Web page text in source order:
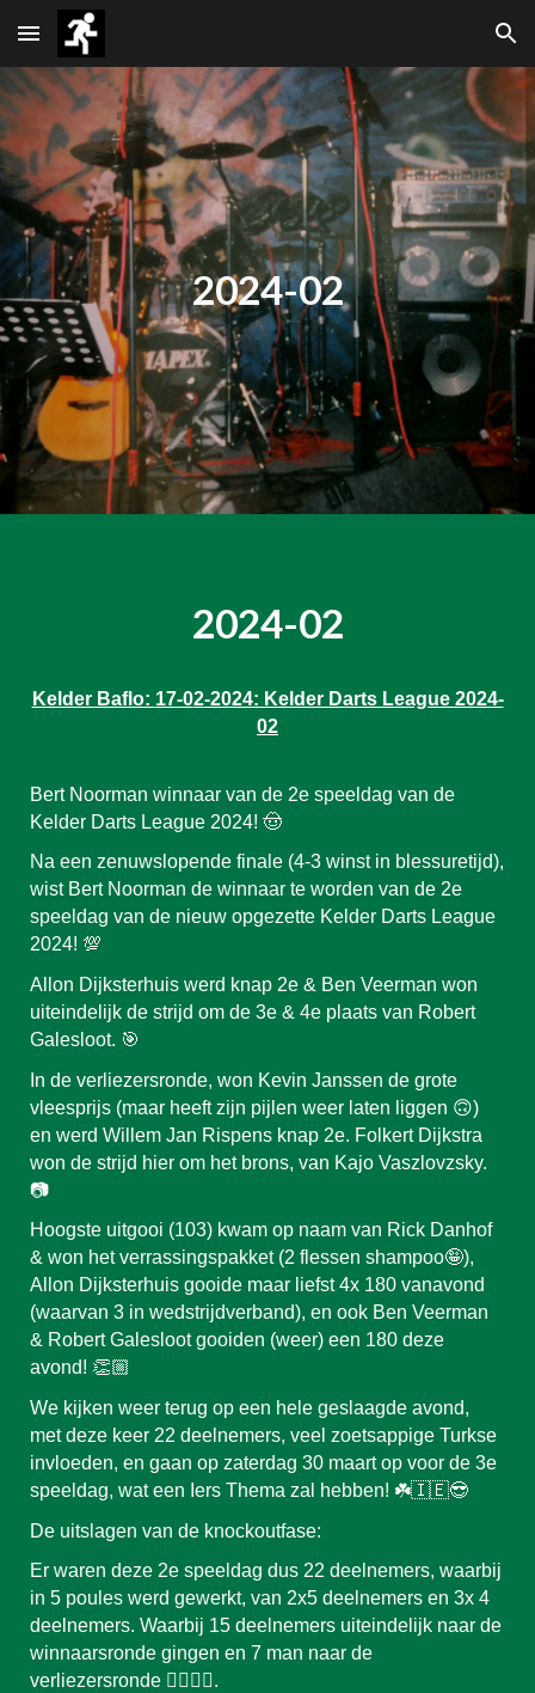
Skip to main content Skip to navigation
2024-02
2024-02
Kelder Baflo: 17-02-2024: Kelder Darts League 2024-
02
Bert Noorman winnaar van de 2e speeldag van de
Kelder Darts League 2024! 🤠
Na een zenuwslopende finale (4-3 winst in blessuretijd),
wist Bert Noorman de winnaar te worden van de 2e
speeldag van de nieuw opgezette Kelder Darts League
2024! 💯
Allon Dijksterhuis werd knap 2e & Ben Veerman won
uiteindelijk de strijd om de 3e & 4e plaats van Robert
Galesloot. 🎯
In de verliezersronde, won Kevin Janssen de grote
vleesprijs (maar heeft zijn pijlen weer laten liggen 🙃)
en werd Willem Jan Rispens knap 2e. Folkert Dijkstra
won de strijd hier om het brons, van Kajo Vaszlovzsky.
📷
Hoogste uitgooi (103) kwam op naam van Rick Danhof
& won het verrassingspakket (2 flessen shampoo🤪),
Allon Dijksterhuis gooide maar liefst 4x 180 vanavond
(waarvan 3 in wedstrijdverband), en ook Ben Veerman
& Robert Galesloot gooiden (weer) een 180 deze
avond! 👏🏼
We kijken weer terug op een hele geslaagde avond,
met deze keer 22 deelnemers, veel zoetsappige Turkse
invloeden, en gaan op zaterdag 30 maart op voor de 3e
speeldag, wat een Iers Thema zal hebben! ☘️🇮🇪😎
De uitslagen van de knockoutfase:
Er waren deze 2e speeldag dus 22 deelnemers, waarbij
in 5 poules werd gewerkt, van 2x5 deelnemers en 3x 4
deelnemers. Waarbij 15 deelnemers uiteindelijk naar de
winnaarsronde gingen en 7 man naar de
verliezersronde 👍🏻👎🏼.